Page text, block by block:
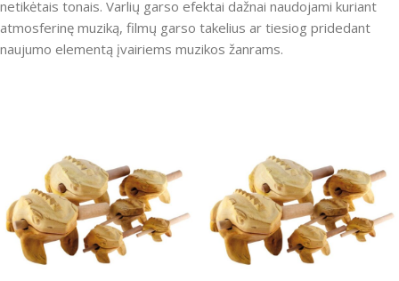
netikėtais tonais. Varlių garso efektai dažnai naudojami kuriant
atmosferinę muziką, filmų garso takelius ar tiesiog pridedant
naujumo elementą įvairiems muzikos žanrams.